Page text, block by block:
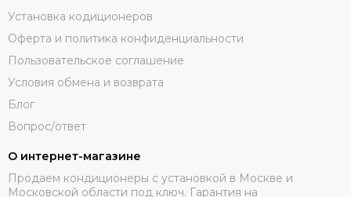
Установка кодиционеров
Оферта и политика конфиденциальности
Пользовательское соглашение
Условия обмена и возврата
Блог
Вопрос/ответ
О интернет-магазине
Продаем кондиционеры с установкой в Москве и
Московской области под ключ. Гарантия на